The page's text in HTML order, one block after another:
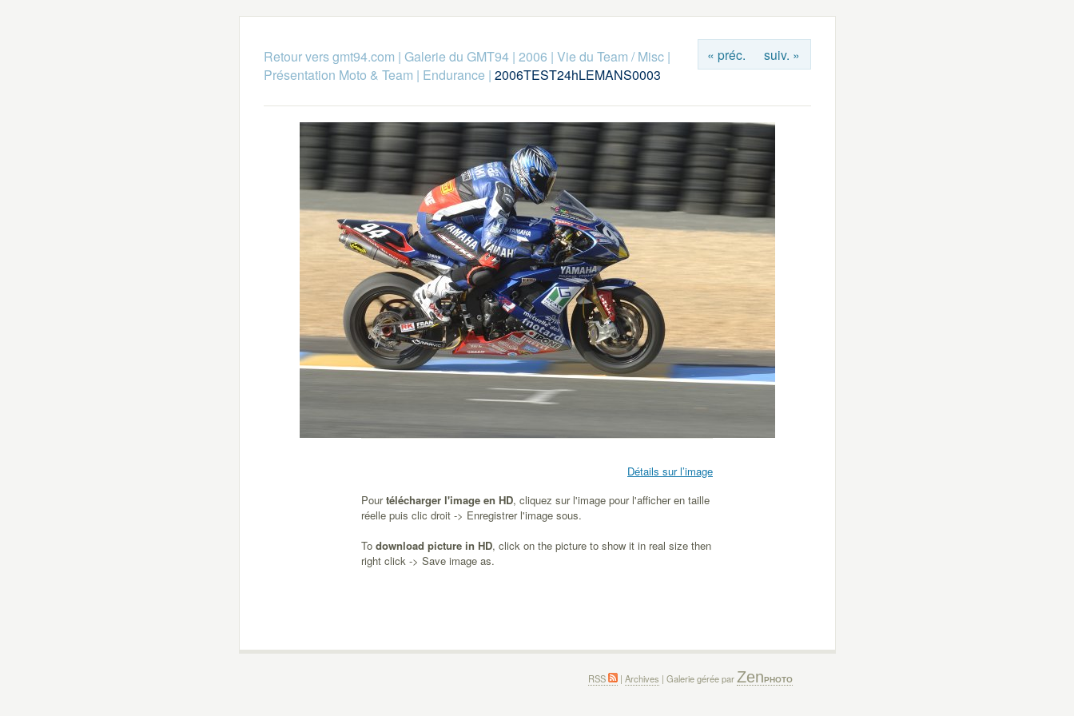
« préc. suiv. »
Retour vers gmt94.com | Galerie du GMT94| 2006 | Vie du Team / Misc|
Présentation Moto & Team | Endurance | 2006TEST24hLEMANS0003
Détails sur l’image
Pourtélécharger l'image en HD, cliquez sur l'image pour l'afficher en taille
réelle puis clic droit -> Enregistrer l'image sous.
To download picture in HD, click on the picture to show it in real size then
right click -> Save image as.
RSS | Archives | Galerie gérée parZen PHOTO